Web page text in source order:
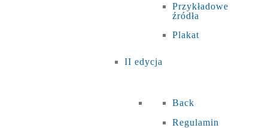
Przykładowe
źródła
Plakat
II edycja
Back
Regulamin